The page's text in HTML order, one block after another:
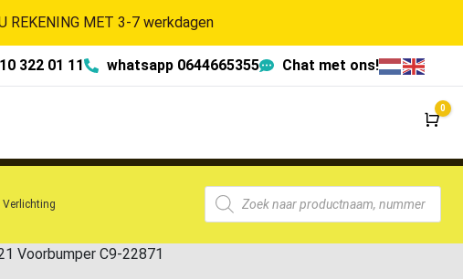
REKENING MET 3-7 werkdagen
322 01 11 whatsapp 0644665355 Chat met ons!
0
Verlichting
Voorbumper C9-22871